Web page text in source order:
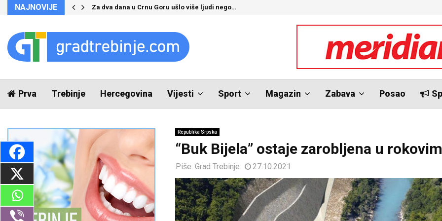
NAJNOVIJE Za dva dana u Crnu Goru ušlo više ljudi nego…
Prva Trebinje Hercegovina Vijesti Sport Magazin Zabava Posao
Republika Srpska
“Buk Bijela” ostaje zarobljena u
Piše: Grad Trebinje 27.10.2021